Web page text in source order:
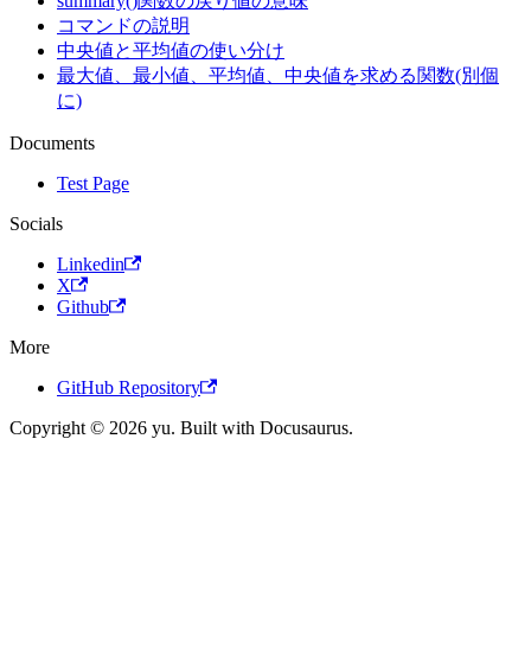
コマンドの説明
中央値と平均値の使い分け
最大値、最小値、平均値、中央値を求める関数(別個
に)
Documents
Test Page
Socials
Linkedin
X
Github
More
GitHub Repository
Copyright © 2026 yu. Built with Docusaurus.